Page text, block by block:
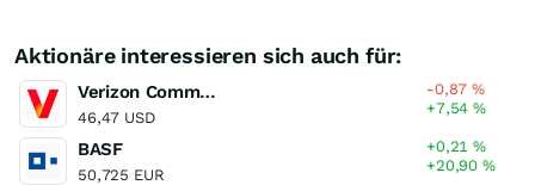
Aktionäre interessieren sich auch für:
Verizon Communications
46,47 USD
-0,87%
+7,54%
BASF
50,725 EUR
+0,21%
+20,90%